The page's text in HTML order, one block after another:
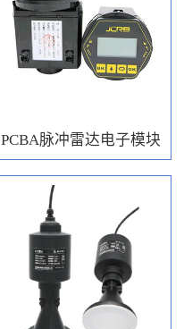
PCBA脉冲雷达电子模块